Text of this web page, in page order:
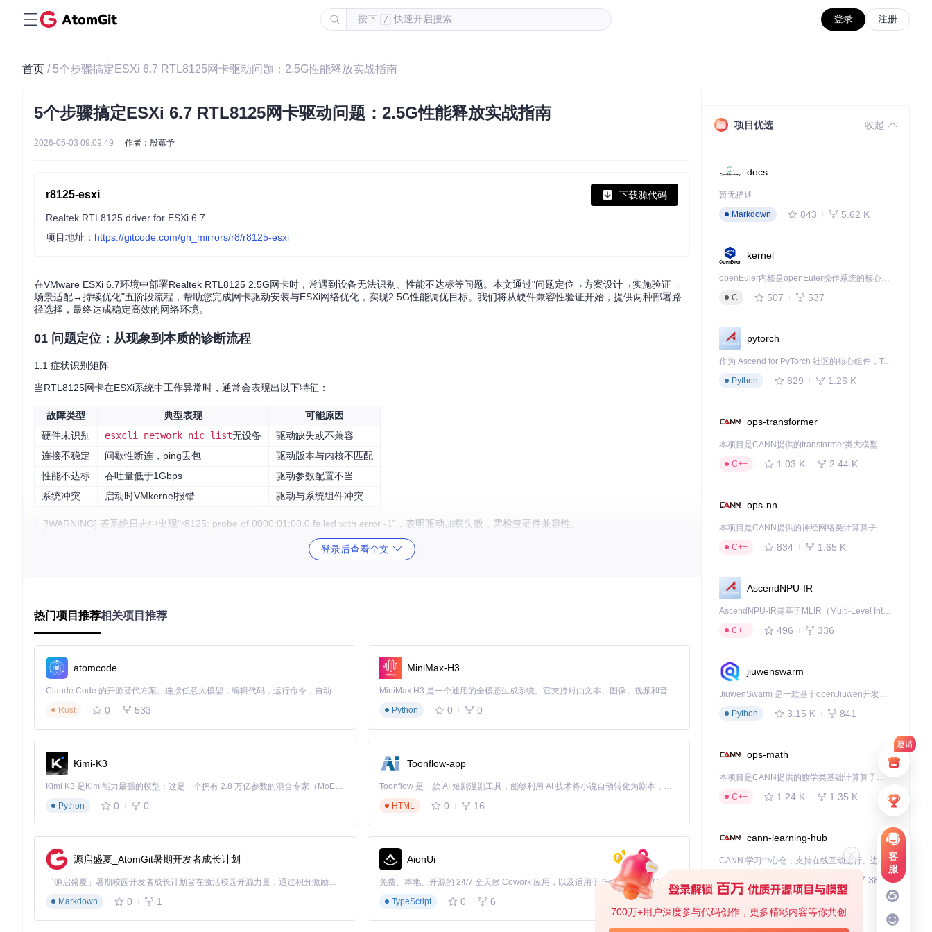
按下 / 快速开启搜索 登录 注册
邀请
客
服
700万+用户深度参与代码创作，更多精彩内容等你共创
首页 / 5个步骤搞定ESXi 6.7 RTL8125网卡驱动问题：2.5G性能释放实战指南
5个步骤搞定ESXi 6.7 RTL8125网卡驱动问题：2.5G性能释放实战指南
2026-05-03 09:09:49 作者：殷蕙予
r8125-esxi 下载源代码
Realtek RTL8125 driver for ESXi 6.7
项目地址： https://gitcode.com/gh_mirrors/r8/r8125-esxi
在VMware ESXi 6.7环境中部署Realtek RTL8125 2.5G网卡时，常遇到设备无法识别、性能不达标等问题。本文通过"问题定位→方案设计→实施验证→
场景适配→持续优化"五阶段流程，帮助您完成网卡驱动安装与ESXi网络优化，实现2.5G性能调优目标。我们将从硬件兼容性验证开始，提供两种部署路
径选择，最终达成稳定高效的网络环境。
01 问题定位：从现象到本质的诊断流程
1.1 症状识别矩阵
当RTL8125网卡在ESXi系统中工作异常时，通常会表现出以下特征：
故障类型 典型表现
可能原因
硬件未识别
esxcli network nic list无设备
驱动缺失或不兼容
连接不稳定
间歇性断连，ping丢包
驱动版本与内核不匹配
性能不达标
吞吐量低于1Gbps
驱动参数配置不当
系统冲突
启动时VMkernel报错 驱动与系统组件冲突
[!WARNING] 若系统日志中出现"r8125: probe of 0000:01:00.0 failed with error -1"，表明驱动加载失败，需检查硬件兼容性。
esxcli system version get
# 检查现有驱动状态
esxcli software vib list | grep r8125
# 查看系统日志中的驱动相关信息
经验小结
02 方案设计：驱动部署路径规划
2.1 驱动兼容性矩阵
在开始部署前，需确认您的硬件和软件环境是否满足以下兼容性要求：
组件 最低版本要求
推荐版本
ESXi系统
6.7 Update 1
6.7 Update 3
编译器
GCC 4.7
binutils
2.20 2.22
登录后查看全文
热门项目推荐相关项目推荐
atomcode
Claude Code 的开源替代方案。连接任意大模型，编辑代码，运行命令，自动验证 — 全自动执行。用 Rust 构建，极致性能。 ｜ An open-source alternative to Claude Code. Connect any LLM, edit code, run commands, and verify changes — autonomously. Built in Rust for speed. Get Started
Rust
0 533
MiniMax-H3
MiniMax H3 是一个通用的全模态生成系统。它支持对由文本、图像、视频和音频组成的多模态上下文进行统一理解，并能生成分辨率高达 2K、时长可达 15 秒的带原生立体声音频的视频。得益于面向任务泛化的系统设计，H3 在预训练阶段就已具备广泛的多模态上下文理解与生成能力，能够出色地执行复杂的多模态指令。
Python
0 0
Kimi-K3
Kimi K3 是Kimi能力最强的模型：这是一个拥有 2.8 万亿参数的混合专家（MoE）模型，具备原生视觉理解能力，并支持 100 万 token 的上下文窗口。
Python
0 0
Toonflow-app
Toonflow 是一款 AI 短剧漫剧工具，能够利用 AI 技术将小说自动转化为剧本，并结合 AI 生成的图片和视频，实现高效的短剧创作。借助 Toonflow，可以轻松完成从文字到影像的全流程，让短剧制作变得更加智能与便捷。
HTML
0 16
源启盛夏_AtomGit暑期开发者成长计划
「源启盛夏」暑期校园开发者成长计划旨在激活校园开源力量，通过积分激励、认证扶持、资源倾斜等形式，引导高校组织和开发者完成「入驻 — 建项目 — 做贡献 — 获认证 — 得资源」的完整闭环。无论你是想带领社团入驻平台的组织者，还是希望用代码贡献证明自己的开发者，都能在这里找到属于你的成长路径。
Markdown
0 1
AionUi
免费、本地、开源的 24/7 全天候 Cowork 应用，以及适用于 Gemini CLI、Claude Code、Codex、OpenCode、Qwen Code、Goose CLI、Auggie 等的 OpenClaw | 🌟 喜欢就点star吧
TypeScript
0 6
项目优选 收起
docs
暂无描述
Markdown
843 5.62 K
kernel
openEuler内核是openEuler操作系统的核心，既是系统性能与稳定性的基石，也是连接处理器、设备与服务的桥梁。
C
507 537
pytorch
作为 Ascend for PyTorch 社区的核心组件，TorchNPU 是昇腾专为 PyTorch 打造的深度学习适配插件，使 PyTorch 框架能够直接调用昇腾 NPU，为开发者提供昇腾 AI 处理器的超强算力。
Python
829 1.26 K
ops-transformer
本项目是CANN提供的transformer类大模型算子库，实现网络在NPU上加速计算。
C++
1.03 K 2.44 K
ops-nn
本项目是CANN提供的神经网络类计算算子库，实现网络在NPU上加速计算。
C++
834 1.65 K
AscendNPU-IR
AscendNPU-IR是基于MLIR（Multi-Level Intermediate Representation）构建的，面向昇腾亲和算子编译时使用的中间表示，提供昇腾完备表达能力，通过编译优化提升昇腾AI处理器计算效率，支持通过生态框架使能昇腾AI处理器与深度调优
C++
496 336
jiuwenswarm
JiuwenSwarm 是一款基于openJiuwen开发的智能AI Agent，它能够将大语言模型的强大能力，通过你日常使用的各类通讯应用，直接延伸至你的指尖。
Python
3.15 K 841
ops-math
本项目是CANN提供的数学类基础计算算子库，实现网络在NPU上加速计算。
C++
1.24 K 1.35 K
cann-learning-hub
Jupyter Notebook
380
kernel